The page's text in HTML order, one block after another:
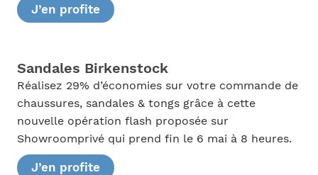
J’en profite
Sandales Birkenstock
Réalisez 29% d’économies sur votre commande de
chaussures, sandales & tongs grâce à cette
nouvelle opération flash proposée sur
Showroomprivé qui prend fin le 6 mai à 8 heures.
J’en profite